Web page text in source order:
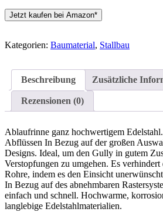
Jetzt kaufen bei Amazon*
Kategorien: Baumaterial, Stallbau
Beschreibung Zusätzliche
Rezensionen (0)
Ablaufrinne ganz hochwertigem
Abflüssen In Bezug auf der großen
Designs. Ideal, um den Gully in gutem
Verstopfungen zu umgehen. Es verhindert
Rohre, indem es den Einsicht
In Bezug auf des abnehmbaren
einfach und schnell. Hochwarme,
langlebige Edelstahlmaterialien.